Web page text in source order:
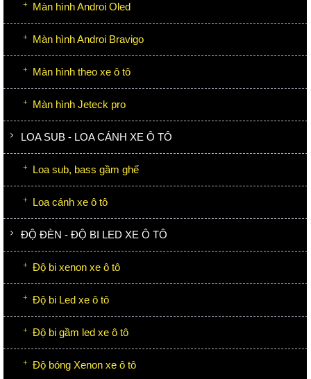
Màn hình Androi Oled
Màn hình Androi Bravigo
Màn hình theo xe ô tô
Màn hình Jeteck pro
LOA SUB - LOA CÁNH XE Ô TÔ
Loa sub, bass gầm ghế
Loa cánh xe ô tô
ĐỘ ĐÈN - ĐỘ BI LED XE Ô TÔ
Độ bi xenon xe ô tô
Độ bi Led xe ô tô
Độ bi gầm led xe ô tô
Độ bóng Xenon xe ô tô